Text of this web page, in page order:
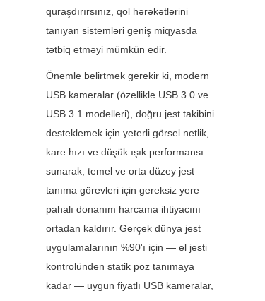
quraşdırırsınız, qol hərəkətlərini
tanıyan sistemləri geniş miqyasda
tətbiq etməyi mümkün edir.
Önemle belirtmek gerekir ki, modern
USB kameralar (özellikle USB 3.0 ve
USB 3.1 modelleri), doğru jest takibini
desteklemek için yeterli görsel netlik,
kare hızı ve düşük ışık performansı
sunarak, temel ve orta düzey jest
tanıma görevleri için gereksiz yere
pahalı donanım harcama ihtiyacını
ortadan kaldırır. Gerçek dünya jest
uygulamalarının %90'ı için — el jesti
kontrolünden statik poz tanımaya
kadar — uygun fiyatlı USB kameralar,